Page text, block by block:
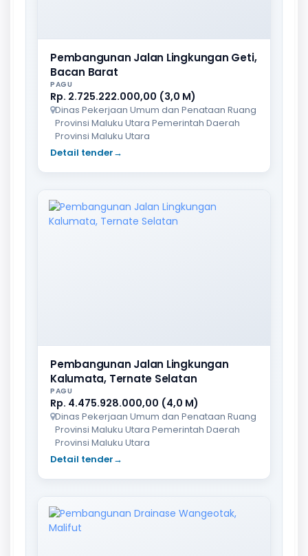
Pembangunan Jalan Lingkungan Geti,
Bacan Barat
PAGU
Rp. 2.725.222.000,00 (3,0 M)
Dinas Pekerjaan Umum dan Penataan Ruang
Provinsi Maluku Utara Pemerintah Daerah
Provinsi Maluku Utara
Detail tender→
Pembangunan Jalan Lingkungan
Kalumata, Ternate Selatan
PAGU
Rp. 4.475.928.000,00 (4,0 M)
Dinas Pekerjaan Umum dan Penataan Ruang
Provinsi Maluku Utara Pemerintah Daerah
Provinsi Maluku Utara
Detail tender→